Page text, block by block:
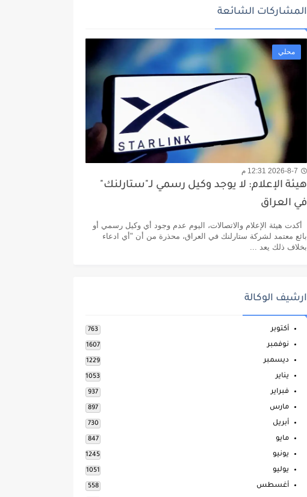
المشاركات الشائعة
محلي
2026-8-7 12:31 م
هيئة الإعلام: لا يوجد وكيل رسمي لـ"ستارلنك"
في العراق
أكدت هيئة الإعلام والاتصالات، اليوم عدم وجود أي وكيل رسمي أو
بائع معتمد لشركة ستارلنك في العراق، محذرة من أن "أي ادعاء
بخلاف ذلك يعد ...
ارشيف الوكالة
أكتوبر 763
نوفمبر 1607
ديسمبر 1229
يناير 1053
فبراير 937
مارس 897
أبريل 730
مايو 847
يونيو 1245
يوليو 1051
أغسطس 558